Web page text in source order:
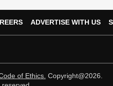
ADVERTISE WITH US
of Ethics. Copyright@2026.